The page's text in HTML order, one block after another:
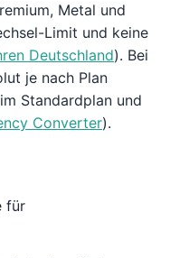
Metal und
Limit und keine
Deutschland). Bei
je nach Plan
Standardplan und
Converter).
für